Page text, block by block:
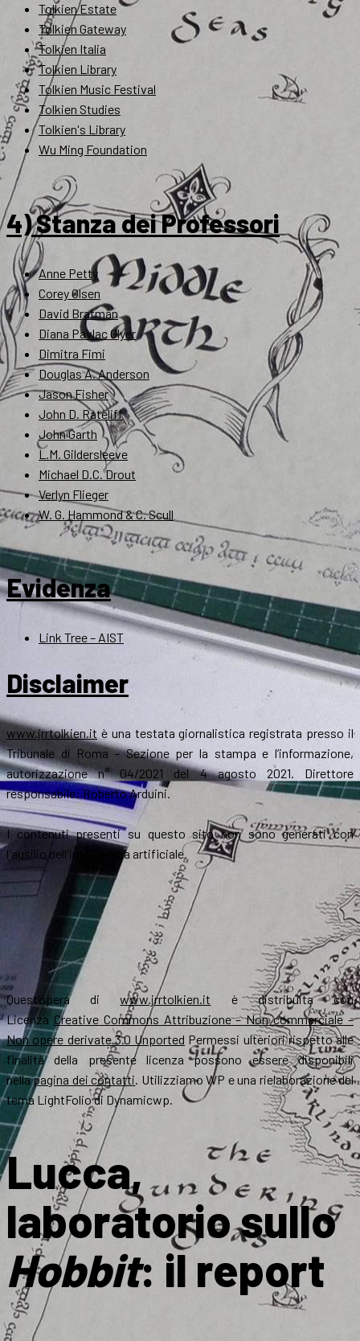
Tolkien Estate
Tolkien Gateway
Tolkien Italia
Tolkien Library
Tolkien Music Festival
Tolkien Studies
Tolkien's Library
Wu Ming Foundation
4) Stanza dei Professori
Anne Petty
Corey Olsen
David Bratman
Diana Pavlac Glyer
Dimitra Fimi
Douglas A. Anderson
Jason Fisher
John D. Rateliff
John Garth
L.M. Gildersleeve
Michael D.C. Drout
Verlyn Flieger
W. G. Hammond & C. Scull
Evidenza
Link Tree – AIST
Disclaimer
www.jrrtolkien.it è una testata giornalistica registrata presso il
Tribunale di Roma - Sezione per la stampa e l’informazione,
autorizzazione n° 04/2021 del 4 agosto 2021. Direttore
responsabile: Roberto Arduini.
I contenuti presenti su questo sito non sono generati con
l'ausilio dell'intelligenza artificiale.
Quest’opera diwww.jrrtolkien.it è distribuita con
Licenza Creative Commons Attribuzione – Non commerciale –
Non opere derivate 3.0 Unported Permessi ulteriori rispetto alle
finalità della presente licenza possono essere disponibili
nellapagina dei contatti. Utilizziamo WP e una rielaborazione del
tema LightFolio di Dynamicwp.
Lucca,
laboratorio sullo
Hobbit: il report